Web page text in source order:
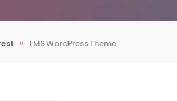
» LMS WordPress Theme